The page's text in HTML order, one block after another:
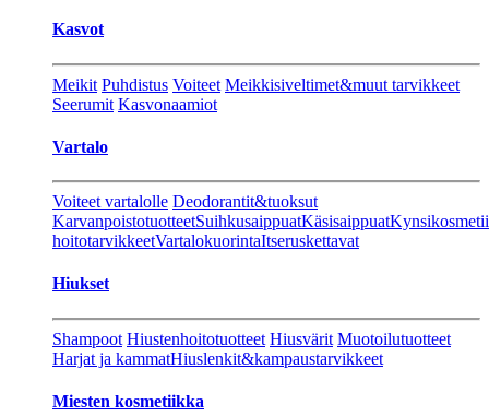
Kasvot
Meikit Puhdistus Voiteet Meikkisiveltimet&muut tarvikkeet
Seerumit Kasvonaamiot
Vartalo
Voiteet vartalolle Deodorantit&tuoksut
KarvanpoistotuotteetSuihkusaippuatKäsisaippuat
hoitotarvikkeetVartalokuorintaItseruskettavat
Hiukset
Shampoot Hiustenhoitotuotteet Hiusvärit Muotoilutuotteet
Harjat ja kammatHiuslenkit&kampaustarvikkeet
Miesten kosmetiikka